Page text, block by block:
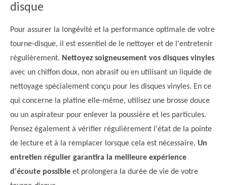
disque
Pour assurer la longévité et la performance optimale de votre
tourne-disque, il est essentiel de le nettoyer et de l'entretenir
régulièrement. Nettoyez soigneusement vos disques vinyles
avec un chiffon doux, non abrasif ou en utilisant un liquide de
nettoyage spécialement conçu pour les disques vinyles. En ce
qui concerne la platine elle-même, utilisez une brosse douce
ou un aspirateur pour enlever la poussière et les particules.
Pensez également à vérifier régulièrement l'état de la pointe
de lecture et à la remplacer lorsque cela est nécessaire. Un
entretien régulier garantira la meilleure expérience
d'écoute possible et prolongera la durée de vie de votre